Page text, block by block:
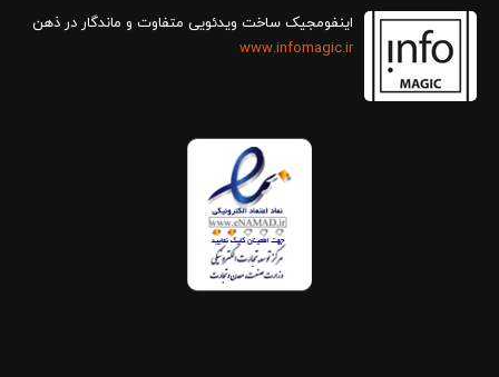
اینفومجیک ساخت ویدئویی متفاوت و ماندگار در ذهن
www.infomagic.ir